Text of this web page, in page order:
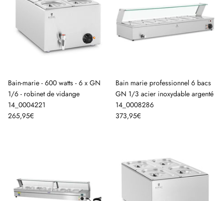
Bain-marie - 600 watts - 6 x GN
1/6 - robinet de vidange
14_0004221
265,95€
Bain marie professionnel 6 bacs
GN 1/3 acier inoxydable argenté
14_0008286
373,95€